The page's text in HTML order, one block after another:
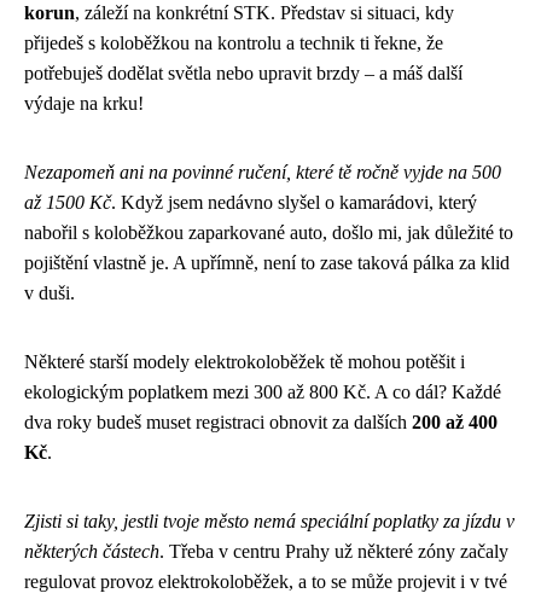
korun, záleží na konkrétní STK. Představ si situaci, kdy
přijedeš s koloběžkou na kontrolu a technik ti řekne, že
potřebuješ dodělat světla nebo upravit brzdy – a máš další
výdaje na krku!
Nezapomeň ani na povinné ručení, které tě ročně vyjde na 500
až 1500 Kč. Když jsem nedávno slyšel o kamarádovi, který
nabořil s koloběžkou zaparkované auto, došlo mi, jak důležité to
pojištění vlastně je. A upřímně, není to zase taková pálka za klid
v duši.
Některé starší modely elektrokoloběžek tě mohou potěšit i
ekologickým poplatkem mezi 300 až 800 Kč. A co dál? Každé
dva roky budeš muset registraci obnovit za dalších 200 až 400
Kč.
Zjisti si taky, jestli tvoje město nemá speciální poplatky za jízdu v
některých částech. Třeba v centru Prahy už některé zóny začaly
regulovat provoz elektrokoloběžek, a to se může projevit i v tvé